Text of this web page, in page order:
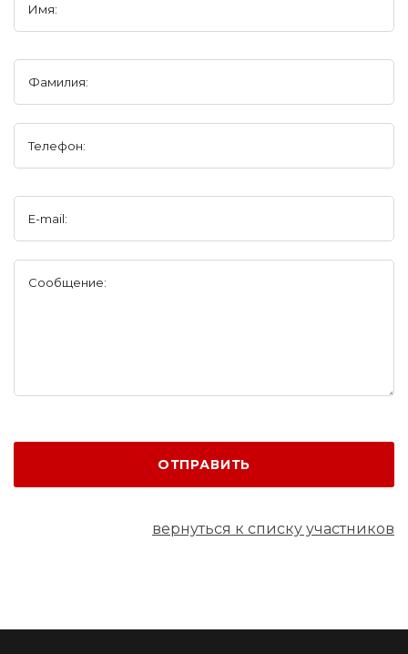
Имя:
Фамилия:
Телефон:
E-mail:
Сообщение:
ОТПРАВИТЬ
вернуться к списку участников